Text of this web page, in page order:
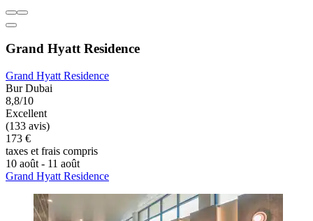
Grand Hyatt Residence
Grand Hyatt Residence
Bur Dubai
8,8/10
Excellent
(133 avis)
173 €
taxes et frais compris
10 août - 11 août
Grand Hyatt Residence